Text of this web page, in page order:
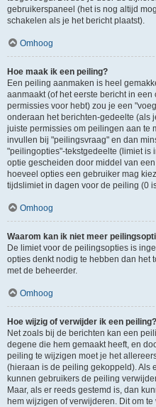
gebruikerspaneel (het is nog altijd
schakelen als je het bericht plaatst).
Omhoog
Hoe maak ik een peiling?
Een peiling aanmaken is heel
aanmaakt (of het eerste bericht in
permissies voor hebt) zou je een
onderaan het berichten-gedeelte (als
juiste permissies om peilingen aan te
invullen bij "peilingsvraag" en dan
"peilingopties"-tekstgedeelte (limiet is
optie gescheiden door middel van
hoeveel opties een gebruiker mag
tijdslimiet in dagen voor de peiling (0
Omhoog
Waarom kan ik niet meer
De limiet voor de peilingsopties is
opties denkt nodig te hebben dan het
met de beheerder.
Omhoog
Hoe wijzig of verwijder ik een peiling?
Net zoals bij de berichten kan een
degene die hem gemaakt heeft, en
peiling te wijzigen moet je het
(hieraan is de peiling gekoppeld). Als
kunnen gebruikers de peiling
Maar, als er reeds gestemd is, dan
hem wijzigen of verwijderen. Dit om